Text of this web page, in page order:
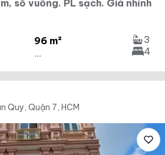
sổ vuông. PL sạch. Giá nhỉnh
96 m²
...
3
4
Quy, Quận 7, HCM